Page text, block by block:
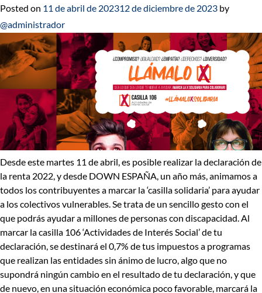
Posted on 11 de abril de 202312 de diciembre de 2023 by
@administrador
Desde este martes 11 de abril, es posible realizar ladeclaración de
la renta 2022, y desde DOWN ESPAÑA, un año más, animamos a
todos los contribuyentes a marcar la‘casilla solidaria’ para ayudar
a los colectivos vulnerables.Se trata de un sencillo gesto con el
que podrásayudar a millones de personas con discapacidad. Al
marcar la casilla 106‘Actividades de Interés Social’de tu
declaración, se destinará el 0,7% de tus impuestos a programas
que realizan las entidades sin ánimo de lucro, algo que no
supondrá ningún cambio en el resultado de tu declaración,y que
de nuevo, en una situación económica poco favorable, marcará la